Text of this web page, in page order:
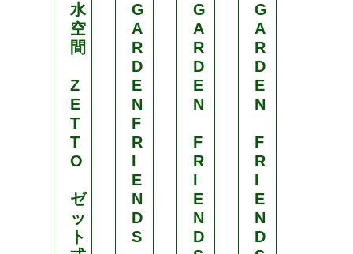
水
空
間
Z
E
T
T
O
ゼ
ッ
ト
G
A
R
D
E
N
F
R
I
E
N
D
S
G
A
R
D
E
N
F
R
I
E
N
D
G
A
R
D
E
N
F
R
I
E
N
D